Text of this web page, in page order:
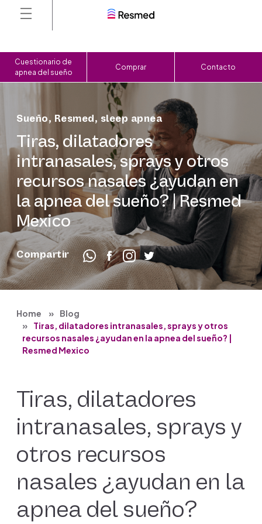
Cuestionario de
apnea del sueño
Comprar Contacto
Sueño, Resmed, sleep apnea
Tiras, dilatadores
intranasales, sprays y otros
recursos nasales ¿ayudan en
la apnea del sueño? | Resmed
Mexico
Compartir
Home
Blog
Tiras, dilatadores intranasales, sprays y otros
recursos nasales ¿ayudan en la apnea del sueño? |
Resmed Mexico
Tiras, dilatadores
intranasales, sprays y
otros recursos
nasales ¿ayudan en la
apnea del sueño?